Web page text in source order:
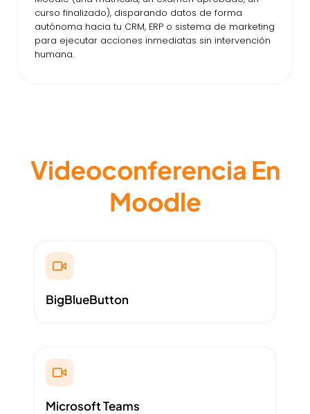
curso finalizado), disparando datos de forma
autónoma hacia tu CRM, ERP o sistema de marketing
para ejecutar acciones inmediatas sin intervención
humana.
Videoconferencia En
Moodle
BigBlueButton
Microsoft Teams